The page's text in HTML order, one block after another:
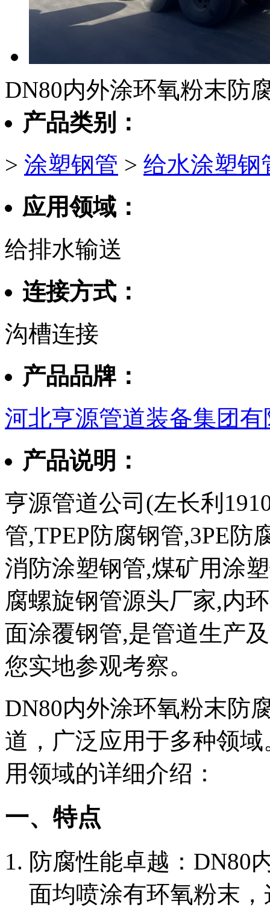
DN80内外涂环氧粉末防
产品类别：
> 涂塑钢管 > 给水涂塑钢
应用领域：
给排水输送
连接方式：
沟槽连接
产品品牌：
河北亨源管道装备集团有
产品说明：
亨源管道公司(左长利
管,TPEP防腐钢管,3PE
消防涂塑钢管,煤矿用涂
腐螺旋钢管源头厂家,内
面涂覆钢管,是管道生产
您实地参观考察。
DN80内外涂环氧粉末防
道，广泛应用于多种领
用领域的详细介绍：
一、特点
防腐性能卓越‌：DN80
面均喷涂有环氧粉末